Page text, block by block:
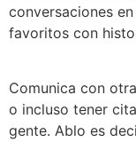
conversaciones
favoritos con
Comunica con
o incluso tener
gente. Ablo es